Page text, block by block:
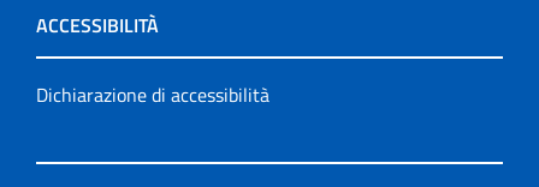
ACCESSIBILITÀ
Dichiarazione di accessibilità